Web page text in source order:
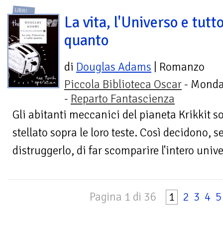
LIBRI
La vita, l'Universo e
quanto
di Douglas Adams | Romanzo
Piccola Biblioteca Oscar -
- Reparto Fantascienza
Gli abitanti meccanici del pianeta Krikkit
stellato sopra le loro teste. Così decidono,
distruggerlo, di far scomparire l'intero
Pagina 1 di 36 1 2 3 4 5